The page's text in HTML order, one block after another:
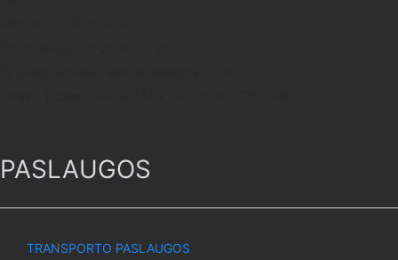
PASLAUGOS
TRANSPORTO PASLAUGOS